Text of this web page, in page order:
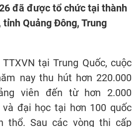
đã được tổ chức tại thành
tỉnh Quảng Đông, Trung
tại Trung Quốc, cuộc
nay thu hút hơn 220.000
viên đến từ hơn 2.000
đại học tại hơn 100 quốc
thổ. Sau các vòng thi cấp